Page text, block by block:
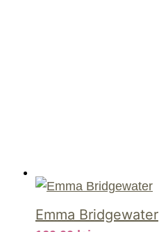
Emma Bridgewater